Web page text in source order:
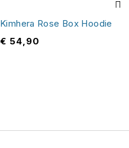
Kimhera Rose Box Hoodie
€ 54,90